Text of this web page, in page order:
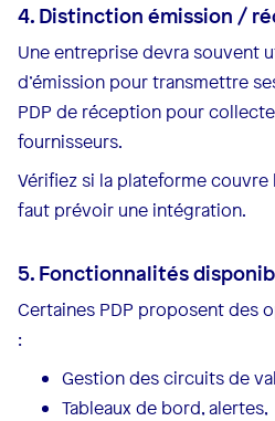
4. Distinction émission /
Une entreprise devra souvent
d’émission pour transmettre
PDP de réception pour
fournisseurs.
Vérifiez si la plateforme couvre
faut prévoir une intégration.
5. Fonctionnalités
Certaines PDP proposent des
:
Gestion des circuits de
Tableaux de bord, alertes,